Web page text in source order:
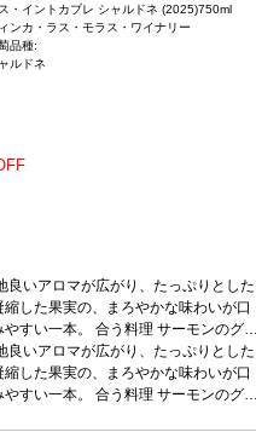
・イントカブレ シャルドネ (2025)750ml
ンカ・ラス・モラス・ワイナリー
品種:
ルドネ
良いアロマが広がり、たっぷりとした
した果実の、まろやかな味わいが口
すい一本。 合う料理 サーモンのグ
品種100%シャルドネ*本ヴィンテー
場合は自動的に次のヴィンテージに
良いアロマが広がり、たっぷりとした
した果実の、まろやかな味わいが口
すい一本。 合う料理 サーモンのグ